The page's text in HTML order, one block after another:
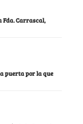
Fda. Carrascal,
puerta por la que